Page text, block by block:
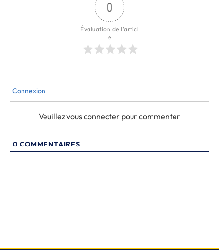
0
Évaluation de l'articl
e
Connexion
Veuillez vous connecter pour commenter
0 COMMENTAIRES